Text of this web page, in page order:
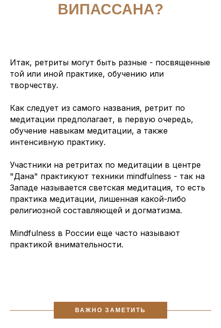
ВИПАССАНА?
Итак, ретриты могут быть разные - посвященные
той или иной практике, обучению или
творчеству.
Как следует из самого названия, ретрит по
медитации предполагает, в первую очередь,
обучение навыкам медитации, а также
интенсивную практику.
Участники на ретритах по медитации в центре
"Дана" практикуют техники mindfulness - так на
Западе называется светская медитация, то есть
практика медитации, лишенная какой-либо
религиозной составляющей и догматизма.
Mindfulness в России еще часто называют
практикой внимательности.
ВАЖНО ЗАМЕТИТЬ